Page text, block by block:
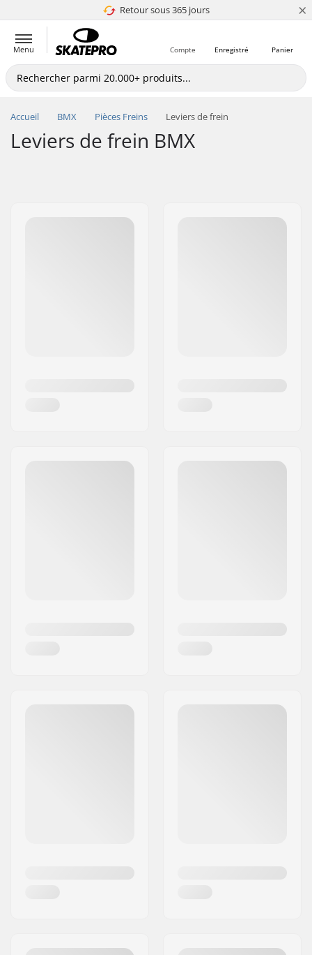
Retour sous 365 jours
4.8 de 5 ×
Menu Panier
Enregistré
Compte
Accueil BMX Pièces Freins Leviers de frein
Leviers de frein BMX